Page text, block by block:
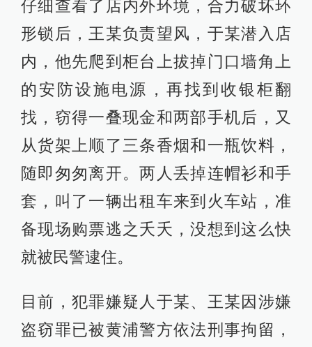
仔细查看了店内外环境，合力破坏环
形锁后，王某负责望风，于某潜入店
内，他先爬到柜台上拔掉门口墙角上
的安防设施电源，再找到收银柜翻
找，窃得一叠现金和两部手机后，又
从货架上顺了三条香烟和一瓶饮料，
随即匆匆离开。两人丢掉连帽衫和手
套，叫了一辆出租车来到火车站，准
备现场购票逃之夭夭，没想到这么快
就被民警逮住。
目前，犯罪嫌疑人于某、王某因涉嫌
盗窃罪已被黄浦警方依法刑事拘留，